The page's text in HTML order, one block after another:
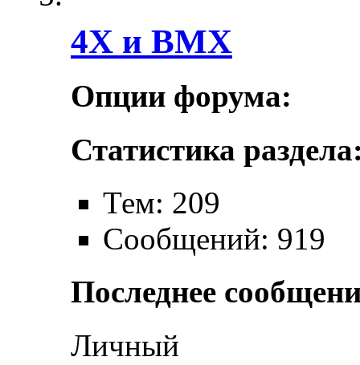
4X и BMX
Опции форума:
Статистика
Тем: 209
Сообщений: 919
Последнее
Личный